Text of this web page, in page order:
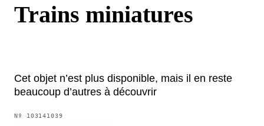
Trains miniatures
Cet objet n’est plus disponible, mais il en reste
beaucoup d’autres à découvrir
Nº 103141039